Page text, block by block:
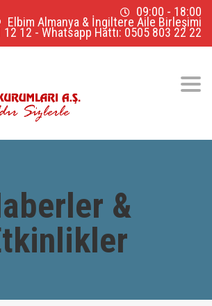
09:00 - 18:00
Elbim Almanya & İngiltere Aile Birleşimi
12 12 - Whatsapp Hattı: 0505 803 22 22
&